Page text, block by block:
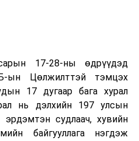
17-28-ны өдрүүдэд
ын Цөлжилттэй тэмцэх
17 дугаар бага хурал
нь дэлхийн 197 улсын
судлаач, хувийн
байгууллага нэгдэж